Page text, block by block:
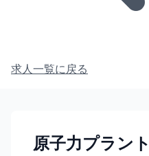
求人一覧に戻る
原子力プラン